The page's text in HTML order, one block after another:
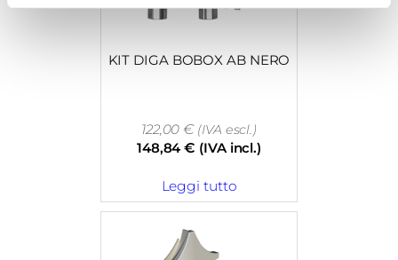
KIT DIGA BOBOX AB NERO
122,00€(IVA escl.)
148,84€ (IVA incl.)
Leggi tutto